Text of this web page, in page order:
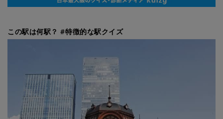
この駅は何駅？ #特徴的な駅クイズ